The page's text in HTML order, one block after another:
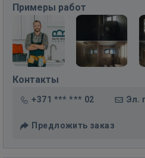
Примеры работ
Контакты
+371 *** *** 02 Эл.
Предложить заказ